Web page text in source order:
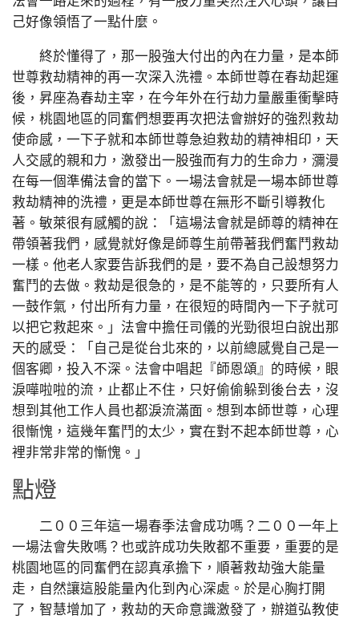
己好像領悟了一點什麼。
終於懂得了，那一股強大付出的內在力量，是本師
世尊救劫精神的再一次深入洗禮。本師世尊在春劫起運
後，昇座為春劫主宰，在今年外在行劫力量嚴重衝擊時
候，桃園地區的同奮們想要再次把法會辦好的強烈救劫
使命感，一下子就和本師世尊急迫救劫的精神相印，天
人交感的親和力，激發出一股強而有力的生命力，瀰漫
在每一個準備法會的當下。一場法會就是一場本師世尊
救劫精神的洗禮，更是本師世尊在無形不斷引導教化
著。敏萊很有感觸的說：「這場法會就是師尊的精神在
帶領著我們，感覺就好像是師尊生前帶著我們奮鬥救劫
一樣。他老人家要告訴我們的是，要不為自己設想努力
奮鬥的去做。救劫是很急的，是不能等的，只要所有人
一鼓作氣，付出所有力量，在很短的時間內一下子就可
以把它救起來。」法會中擔任司儀的光勁很坦白說出那
天的感受：「自己是從台北來的，以前總感覺自己是一
個客卿，投入不深。法會中唱起『師恩頌』的時候，眼
淚嘩啦啦的流，止都止不住，只好偷偷躲到後台去，沒
想到其他工作人員也都淚流滿面。想到本師世尊，心理
很慚愧，這幾年奮鬥的太少，實在對不起本師世尊，心
裡非常非常的慚愧。」
點燈
二００三年這一場春季法會成功嗎？二００一年上
一場法會失敗嗎？也或許成功失敗都不重要，重要的是
桃園地區的同奮們在認真承擔下，順著救劫強大能量
走，自然讓這股能量內化到內心深處。於是心胸打開
了，智慧增加了，救劫的天命意識激發了，辦道弘教使